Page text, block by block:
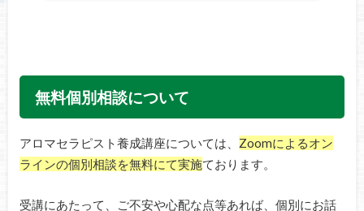
無料個別相談について
アロマセラピスト養成講座については、 Zoomによるオン
ラインの個別相談を無料にて実施ております。
受講にあたって、ご不安や心配な点等あれば、個別にお話